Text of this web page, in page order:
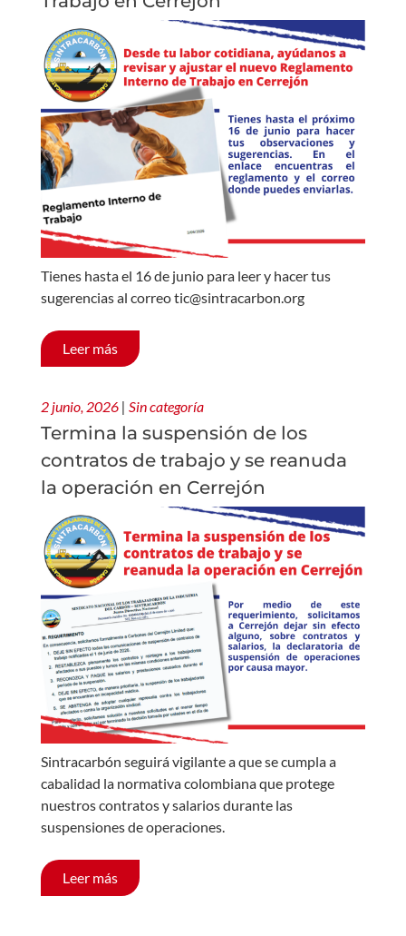
Tienes hasta el 16 de junio para leer y hacer tus
sugerencias al correo tic@sintracarbon.org
Leer más
2 junio, 2026 | Sin categoría
Termina la suspensión de los
contratos de trabajo y se reanuda
la operación en Cerrejón
Sintracarbón seguirá vigilante a que se cumpla a
cabalidad la normativa colombiana que protege
nuestros contratos y salarios durante las
suspensiones de operaciones.
Leer más